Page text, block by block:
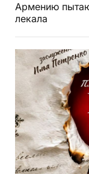
Армению
лекала